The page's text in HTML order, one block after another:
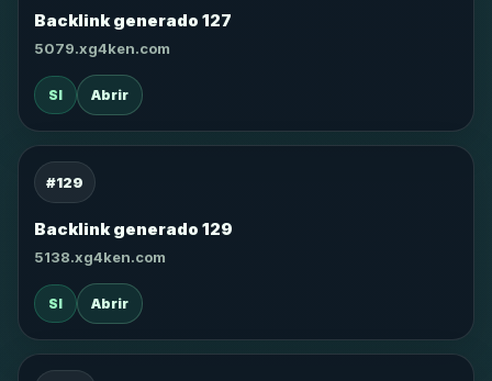
Backlink generado 127
5079.xg4ken.com
SI Abrir
#129
Backlink generado 129
5138.xg4ken.com
SI Abrir